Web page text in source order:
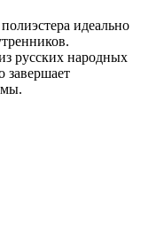
идеально
русских народных
завершает